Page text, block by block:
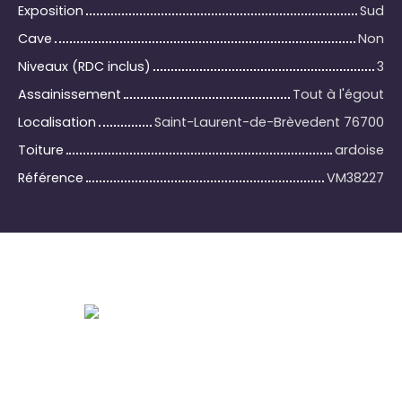
Exposition
Sud
Cave
Non
Niveaux (RDC inclus)
3
Assainissement
Tout à l'égout
Localisation
Saint-Laurent-de-Brèvedent 76700
Toiture
ardoise
Référence
VM38227